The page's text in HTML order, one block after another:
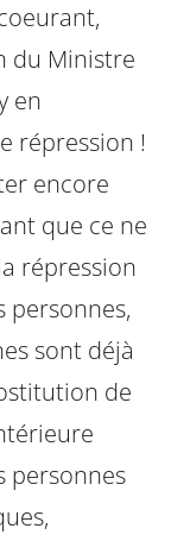
du Ministre
en
répression !
encore
que ce ne
répression
personnes,
sont déjà
de
personnes